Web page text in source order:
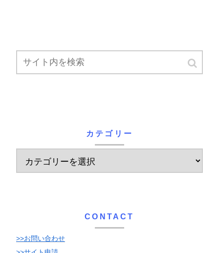
カテゴリー
CONTACT
>>お問い合わせ